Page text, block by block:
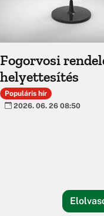
Fogorvosi
helyettesítés
Populáris hír
2026. 06. 26 08:50